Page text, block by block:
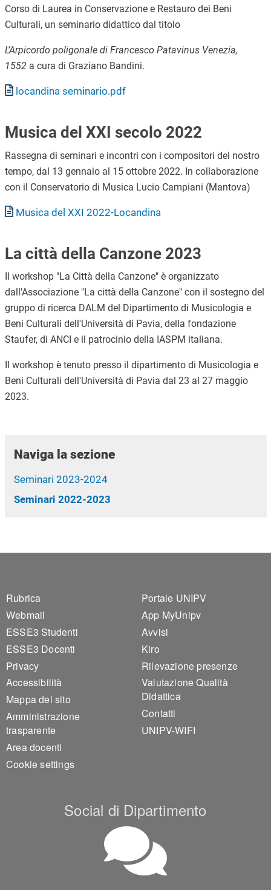
Corso di Laurea in Conservazione e Restauro dei Beni
Culturali, un seminario didattico dal titolo
L’Arpicordo poligonale di Francesco Patavinus Venezia,
1552a cura di Graziano Bandini.
Documento
locandina seminario.pdf
Musica del XXI secolo 2022
Rassegna di seminari e incontri con i compositori del nostro
tempo, dal 13 gennaio al 15 ottobre 2022. In collaborazione
con il Conservatorio di Musica Lucio Campiani (Mantova)
Documento
Musica del XXI 2022-Locandina
La città della Canzone 2023
Il workshop "La Città della Canzone" è organizzato
dall'Associazione "La città della Canzone" con il sostegno del
gruppo di ricerca DALM del Dipartimento di Musicologia e
Beni Culturali dell'Università di Pavia, della fondazione
Staufer, di ANCI e il patrocinio della IASPM italiana.
Il workshop è tenuto presso il dipartimento di Musicologia e
Beni Culturali dell'Università di Pavia dal 23 al 27 maggio
2023.
Naviga la sezione
Seminari 2023-2024
Seminari 2022-2023
Footer 1
Rubrica
Webmail
ESSE3 Studenti
ESSE3 Docenti
Privacy
Accessibilità
Mappa del sito
Amministrazione
trasparente
Area docenti
Cookie settings
Footer 2
Portale UNIPV
App MyUnipv
Avvisi
Kiro
Rilevazione presenze
Valutazione Qualità
Didattica
Contatti
UNIPV-WIFI
Social di Dipartimento